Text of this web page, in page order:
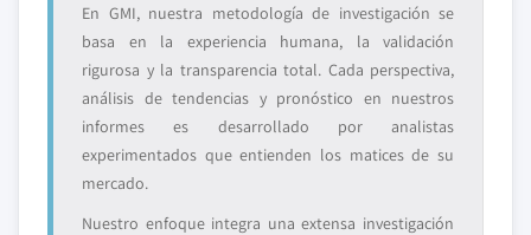
En GMI, nuestra metodología de investigación se
basa en la experiencia humana, la validación
rigurosa y la transparencia total. Cada perspectiva,
análisis de tendencias y pronóstico en nuestros
informes es desarrollado por analistas
experimentados que entienden los matices de su
mercado.
Nuestro enfoque integra una extensa investigación